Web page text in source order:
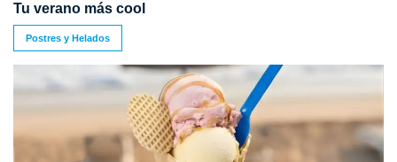
Tu verano más cool
Postres y Helados